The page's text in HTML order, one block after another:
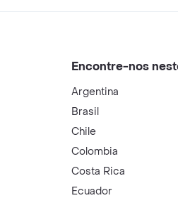
Encontre-nos
Argentina
Brasil
Chile
Colombia
Costa Rica
Ecuador